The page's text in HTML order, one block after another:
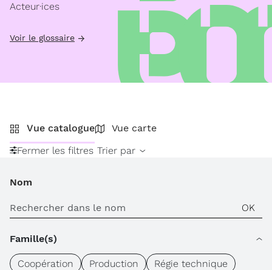
Acteur·ices
Voir le glossaire
Vue catalogue
Vue carte
Fermer les filtres Trier par
Nom
Famille(s)
Coopération Production
Régie technique